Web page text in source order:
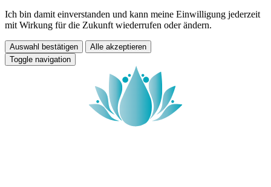
Ich bin damit einverstanden und kann meine Einwilligung jederzeit
mit Wirkung für die Zukunft wiederrufen oder ändern.
Auswahl bestätigen
Alle akzeptieren
Toggle navigation